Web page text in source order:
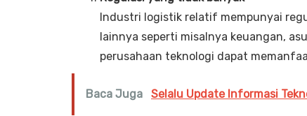
Industri logistik relatif mempunyai
lainnya seperti misalnya keuangan,
perusahaan teknologi dapat
Baca Juga Selalu Update Informasi